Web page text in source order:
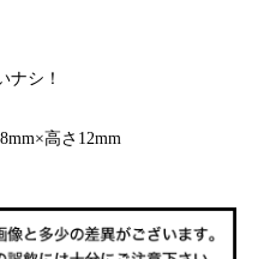
ナシ！
高さ12mm